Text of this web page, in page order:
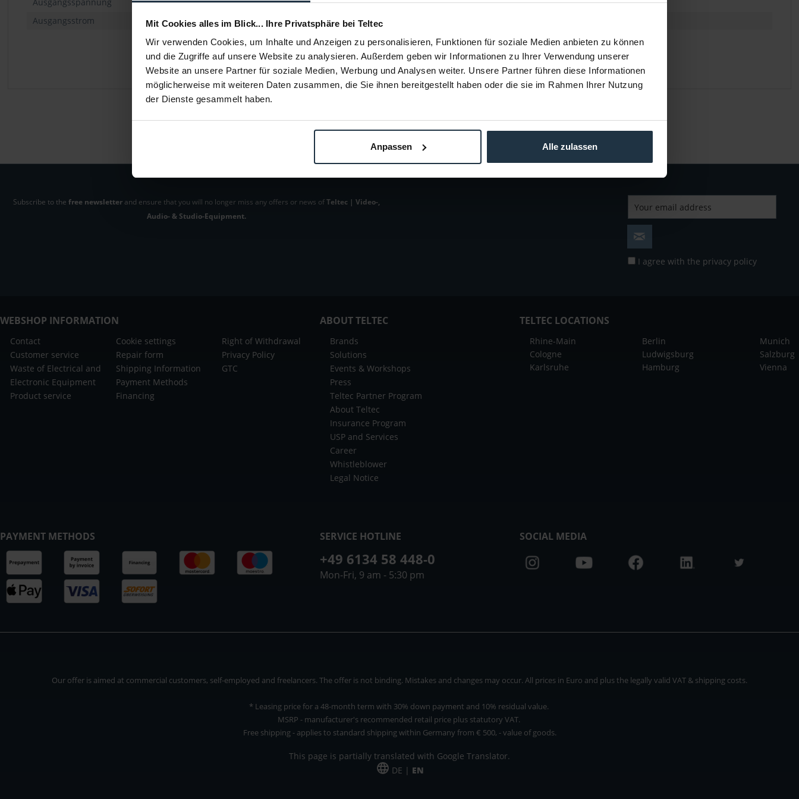
Mit Cookies alles im Blick... Ihre Privatsphäre bei Teltec
Wir verwenden Cookies, um Inhalte und Anzeigen zu personalisieren, Funktionen für soziale Medien anbieten zu können
und die Zugriffe auf unsere Website zu analysieren. Außerdem geben wir Informationen zu Ihrer Verwendung unserer
Website an unsere Partner für soziale Medien, Werbung und Analysen weiter. Unsere Partner führen diese Informationen
möglicherweise mit weiteren Daten zusammen, die Sie ihnen bereitgestellt haben oder die sie im Rahmen Ihrer Nutzung
der Dienste gesammelt haben.
Anpassen Alle zulassen
Ausgangsstrom
1,67 A
Subscribe to the free newsletterand ensure that you will no longer miss any offers or news ofTeltec | Video-,
Audio- & Studio-Equipment.
I agree with the privacy policy
WEBSHOP INFORMATION
Contact
Customer service
Waste of Electrical and
Electronic Equipment
Product service
Cookie settings
Repair form
Shipping Information
Payment Methods
Financing
Right of Withdrawal
Privacy Policy
GTC
ABOUT TELTEC
Brands
Solutions
Events & Workshops
Press
Teltec Partner Program
About Teltec
Insurance Program
USP and Services
Career
Whistleblower
Legal Notice
TELTEC LOCATIONS
Rhine-Main
Cologne
Karlsruhe
Berlin
Ludwigsburg
Hamburg
Munich
Salzburg
Vienna
PAYMENT METHODS SERVICE HOTLINE
+49 6134 58 448-0
Mon-Fri, 9 am - 5:30 pm
SOCIAL MEDIA
Our offer is aimed at commercial customers, self-employed and freelancers. The offer is not binding. Mistakes and changes may occur. All prices in Euro and plus the legally valid VAT & shipping costs.
* Leasing price for a 48-month term with 30% down payment and 10% residual value.
MSRP - manufacturer's recommended retail price plus statutory VAT.
Free shipping - applies to standard shipping within Germany from € 500, - value of goods.
This page is partially translated with Google Translator.
DE | EN